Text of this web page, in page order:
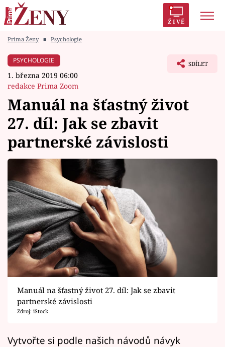
ŽIVĚ
Módní alarm
Témata
Celebrity
Vztahy
Seriály
Horoskopy
Sledujte prima+
Filmový festival Karlovy Vary
Pořady
Prima Ženy ■ Psychologie
PSYCHOLOGIE
1. března 2019 06:00
redakce Prima Zoom
SDÍLET
Manuál na šťastný život
27. díl: Jak se zbavit
partnerské závislosti
Manuál na šťastný život 27. díl: Jak se zbavit
partnerské závislosti
Zdroj: iStock
Vytvořte si podle našich návodů návyk